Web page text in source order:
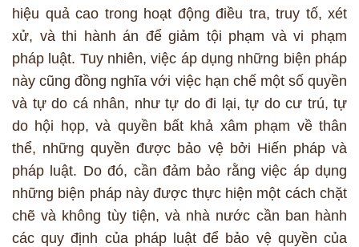
hiệu quả cao trong hoạt động điều tra, truy tố, xét
xử, và thi hành án để giảm tội phạm và vi phạm
pháp luật. Tuy nhiên, việc áp dụng những biện pháp
này cũng đồng nghĩa với việc hạn chế một số quyền
và tự do cá nhân, như tự do đi lại, tự do cư trú, tự
do hội họp, và quyền bất khả xâm phạm về thân
thể, những quyền được bảo vệ bởi Hiến pháp và
pháp luật. Do đó, cần đảm bảo rằng việc áp dụng
những biện pháp này được thực hiện một cách chặt
chẽ và không tùy tiện, và nhà nước cần ban hành
các quy định của pháp luật để bảo vệ quyền của